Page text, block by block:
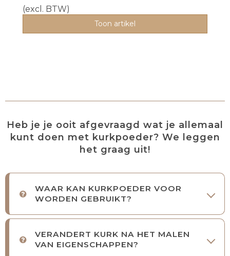
(excl. BTW)
Toon artikel
Heb je je ooit afgevraagd wat je allemaal
kunt doen met kurkpoeder? We leggen
het graag uit!
WAAR KAN KURKPOEDER VOOR
WORDEN GEBRUIKT?
VERANDERT KURK NA HET MALEN
VAN EIGENSCHAPPEN?